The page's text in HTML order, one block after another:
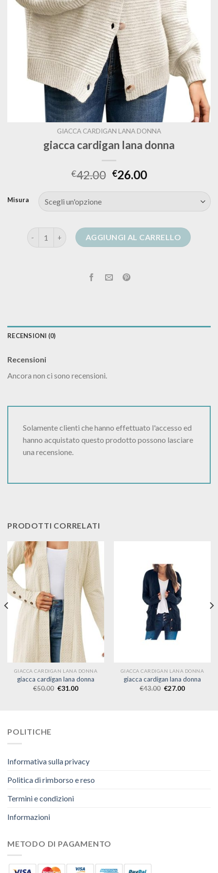
GIACCA CARDIGAN LANA DONNA
giacca cardigan lana donna
€42.00 €26.00
Misura
giacca cardigan lana donna quantità
AGGIUNGI AL CARRELLO
RECENSIONI (0)
Recensioni
Ancora non ci sono recensioni.
Solamente clienti che hanno effettuato l'accesso ed
hanno acquistato questo prodotto possono lasciare
una recensione.
PRODOTTI CORRELATI
GIACCA CARDIGAN LANA DONNA
giacca cardigan lana donna
€50.00 €31.00
GIACCA CARDIGAN LANA DONNA
giacca cardigan lana donna
€43.00 €27.00
POLITICHE
Informativa sulla privacy
Politica di rimborso e reso
Termini e condizioni
Informazioni
METODO DI PAGAMENTO